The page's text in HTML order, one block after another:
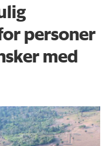
personer
med